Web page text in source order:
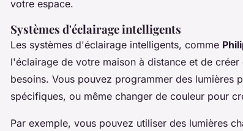
votre espace.
Systèmes d'éclairage intelligents
Les systèmes d'éclairage intelligents, comme
l'éclairage de votre maison à distance et de
besoins. Vous pouvez programmer des lumières
spécifiques, ou même changer de couleur pour
Par exemple, vous pouvez utiliser des lumières